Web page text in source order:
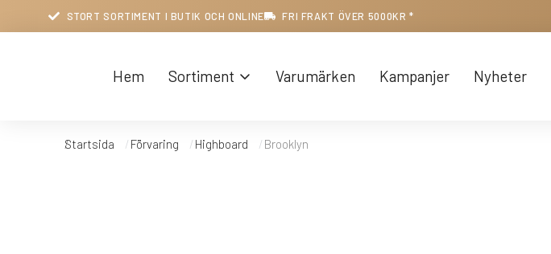
STORT SORTIMENT I BUTIK OCH ONLINE FRI FRAKT ÖVER 5000KR *
Hem Sortiment Varumärken Kampanjer Nyheter
Du är här:
Startsida Förvaring Highboard Brooklyn